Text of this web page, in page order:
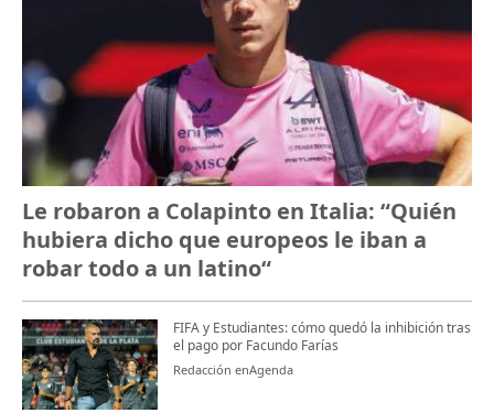
Le robaron a Colapinto en Italia: “Quién
hubiera dicho que europeos le iban a
robar todo a un latino“
FIFA y Estudiantes: cómo quedó la inhibición tras
el pago por Facundo Farías
Redacción enAgenda